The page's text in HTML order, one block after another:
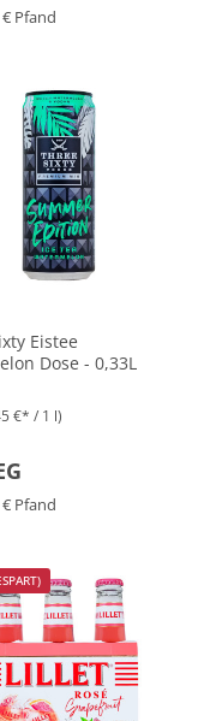
Pfand
Eistee
Dose - 0,33L
€* / 1 l)
Pfand